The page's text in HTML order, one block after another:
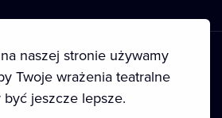
naszej stronie używamy
Twoje wrażenia teatralne
być jeszcze lepsze.